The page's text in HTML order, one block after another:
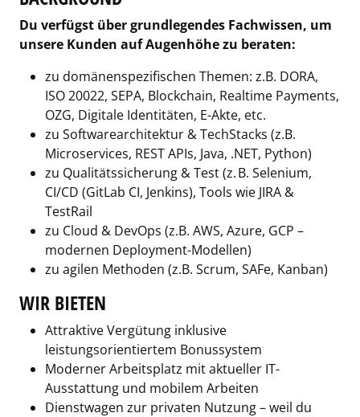
Du verfügst über grundlegendes Fachwissen, um
unsere Kunden auf Augenhöhe zu beraten:
zu domänenspezifischen Themen: z.B. DORA,
ISO 20022, SEPA, Blockchain, Realtime Payments,
OZG, Digitale Identitäten, E-Akte, etc.
zu Softwarearchitektur & TechStacks (z.B.
Microservices, REST APIs, Java, .NET, Python)
zu Qualitätssicherung & Test (z. B. Selenium,
CI/CD (GitLab CI, Jenkins), Tools wie JIRA &
TestRail
zu Cloud & DevOps (z.B. AWS, Azure, GCP –
modernen Deployment-Modellen)
zu agilen Methoden (z.B. Scrum, SAFe, Kanban)
WIR BIETEN
Attraktive Vergütung inklusive
leistungsorientiertem Bonussystem
Moderner Arbeitsplatz mit aktueller IT-
Ausstattung und mobilem Arbeiten
Dienstwagen zur privaten Nutzung – weil du